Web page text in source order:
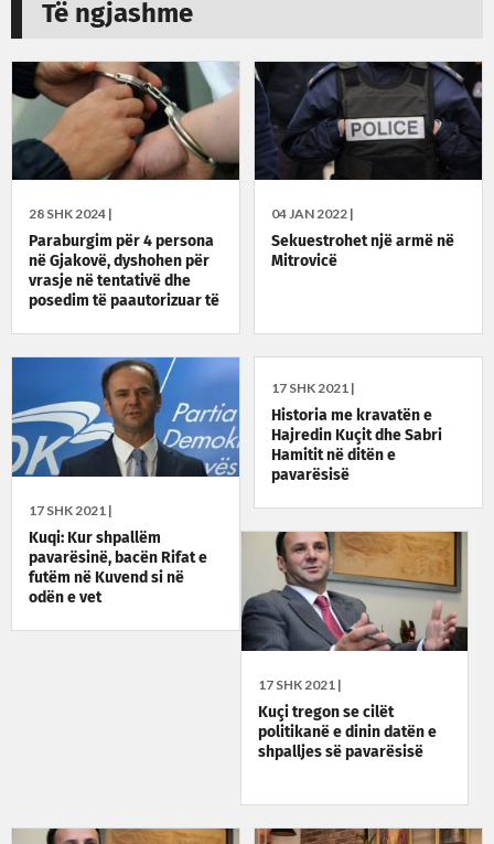
Të ngjashme
28 SHK 2024 |
Paraburgim për 4 persona
në Gjakovë, dyshohen për
vrasje në tentativë dhe
posedim të paautorizuar të
04 JAN 2022 |
Sekuestrohet një armë në
Mitrovicë
17 SHK 2021 |
Kuqi: Kur shpallëm
pavarësinë, bacën Rifat e
futëm në Kuvend si në
odën e vet
17 SHK 2021 |
Historia me kravatën e
Hajredin Kuçit dhe Sabri
Hamitit në ditën e
pavarësisë
17 SHK 2021 |
Kuçi tregon se cilët
politikanë e dinin datën e
shpalljes së pavarësisë